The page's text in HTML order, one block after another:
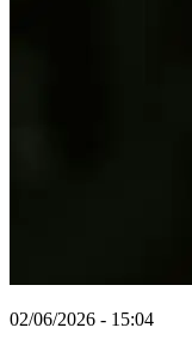
02/06/2026 - 15:04